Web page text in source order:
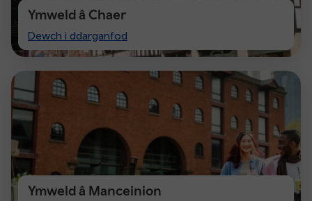
Ymweld â Chaer
Dewch i ddarganfod
Visit
Chester
Ymweld â Manceinion